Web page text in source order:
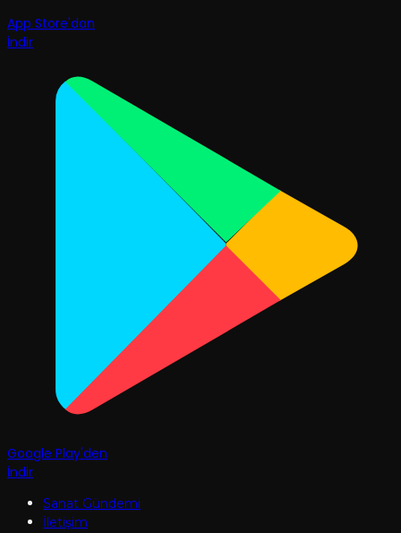
App Store'dan
İndir
Google Play'den
İndir
Sanat Gündemi
İletişim